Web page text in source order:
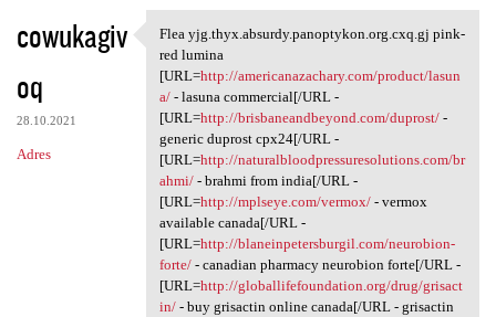
cowukagiv
oq
28.10.2021
Adres
Flea yjg.thyx.absurdy
Flea yjg.thyx.absurdy.panoptykon.org.cxq.gj pink-
red lumina
[URL=http://americanazachary.com/product/lasun
a/- lasuna commercial[/URL -
[URL=http://brisbaneandbeyond.com/duprost/-
generic duprost cpx24[/URL -
[URL=http://naturalbloodpressuresolutions.com/br
ahmi/- brahmi from india[/URL -
[URL=http://mplseye.com/vermox/- vermox
available canada[/URL -
[URL=http://blaneinpetersburgil.com/neurobion-
forte/- canadian pharmacy neurobion forte[/URL -
[URL=http://globallifefoundation.org/drug/grisact
in/- buy grisactin online canada[/URL - grisactin